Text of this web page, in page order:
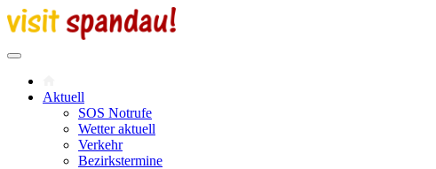
Aktuell
SOS Notrufe
Wetter aktuell
Verkehr
Bezirkstermine